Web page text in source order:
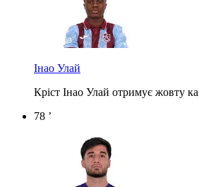
Інао Улай
Кріст Інао Улай отримує жовту
78 ’